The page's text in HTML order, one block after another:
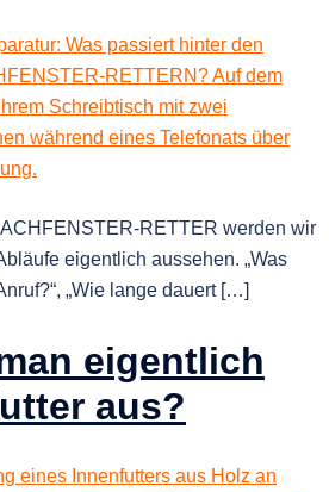
RETTER werden wir
eigentlich aussehen. „Was
„Wie lange dauert […]
eigentlich
aus?